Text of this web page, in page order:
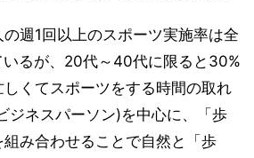
週1回以上のスポーツ実施率は全
るが、20代～40代に限ると30%
くてスポーツをする時間の取れ
ジネスパーソン)を中心に、「歩
組み合わせることで自然と「歩